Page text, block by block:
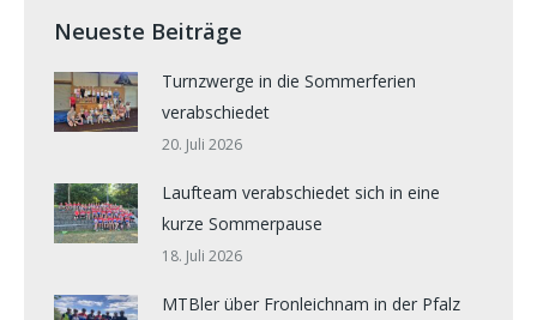
Neueste Beiträge
Turnzwerge in die Sommerferien
verabschiedet
20. Juli 2026
Laufteam verabschiedet sich in eine
kurze Sommerpause
18. Juli 2026
MTBler über Fronleichnam in der Pfalz